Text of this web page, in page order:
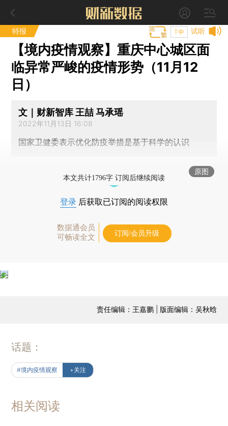
特报 试听
T中
【境内疫情观察】重庆中心城区面
临异常严峻的疫情形势（11月12
日）
文｜财新智库 王喆 马承瑶
2022年11月13日 16:08
国家卫健委表示优化防疫举措是基于科学的认识
原图
本文共计1796字 订阅后继续阅读
登录 后获取已订阅的阅读权限
数据通会员
可畅读全文
订阅/会员升级
责任编辑：王嘉鹏 | 版面编辑：吴秋晗
话题：
#境内疫情观察 +关注
相关阅读